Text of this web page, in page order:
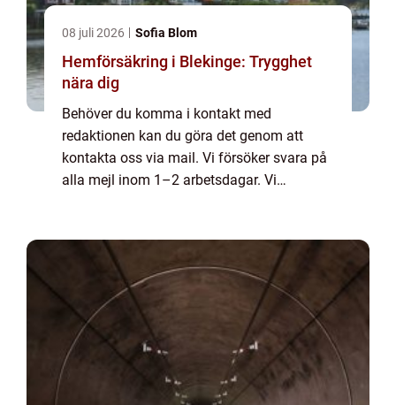
08 juli 2026 Sofia Blom
Hemförsäkring i Blekinge: Trygghet
nära dig
Behöver du komma i kontakt med
redaktionen kan du göra det genom att
kontakta oss via mail. Vi försöker svara på
alla mejl inom 1–2 arbetsdagar. Vi